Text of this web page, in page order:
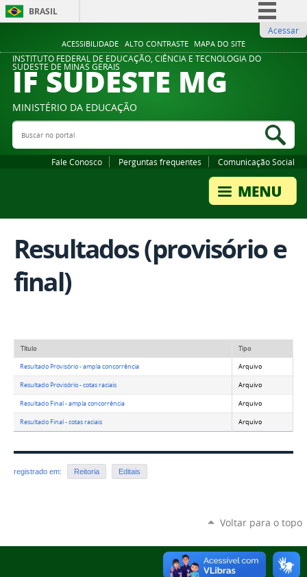
ACESSIBILIDADE ALTO CONTRASTE MAPA DO SITE
BRASIL
Comunica BR
Participe
Legislação
Acessar
INSTITUTO FEDERAL DE EDUCAÇÃO, CIÊNCIA E TECNOLOGIA DO
SUDESTE DE MINAS GERAIS
IF SUDESTE MG
MINISTÉRIO DA EDUCAÇÃO
Buscar no portal
Fale Conosco Perguntas frequentes Comunicação Social
Resultados (provisório e
final)
Título Tipo
Resultado Provisório - ampla concorrência Arquivo
Resultado Provisório - cotas raciais Arquivo
Resultado Final - ampla concorrência Arquivo
Resultado Final - cotas raciais Arquivo
registrado em: Reitoria Editais
Voltar para o topo